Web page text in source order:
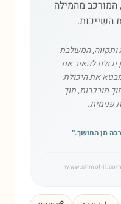
המורכב מהמילה
השייכות.
ותקווה, המשלבת
יכולת להאיר את
את היכולת
מורכבות, תוך
פנימית.
מן החושך.״